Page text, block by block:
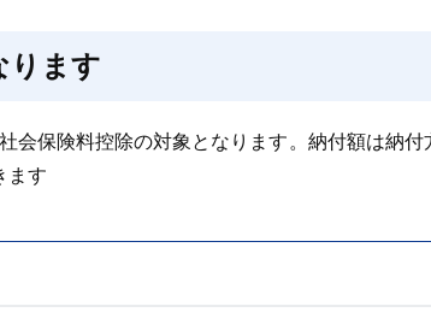
ります
会保険料控除の対象となります。納付額は納付
ます